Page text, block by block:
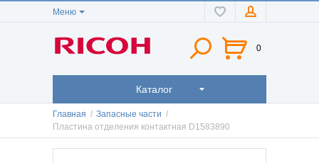
Меню
0
Каталог
Главная / Запасные части /
Пластина отделения контактная D1583890